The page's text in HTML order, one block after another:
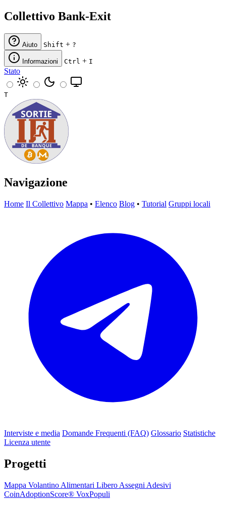
Collettivo Bank-Exit
Aiuto Shift + ?
Informazioni Ctrl + I
Stato
T
Navigazione
Home Il Collettivo Mappa • Elenco Blog • Tutorial Gruppi locali
Interviste e media Domande Frequenti (FAQ) Glossario Statistiche
Licenza utente
Progetti
Mappa Volantino Alimentari Libero Assegni Adesivi
CoinAdoptionScore® VoxPopuli